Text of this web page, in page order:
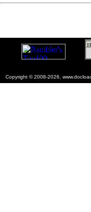
Copyright © 2008-2026,